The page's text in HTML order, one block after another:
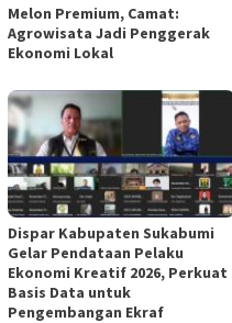
Melon Premium, Camat:
Agrowisata Jadi Penggerak
Ekonomi Lokal
Dispar Kabupaten Sukabumi
Gelar Pendataan Pelaku
Ekonomi Kreatif 2026, Perkuat
Basis Data untuk
Pengembangan Ekraf